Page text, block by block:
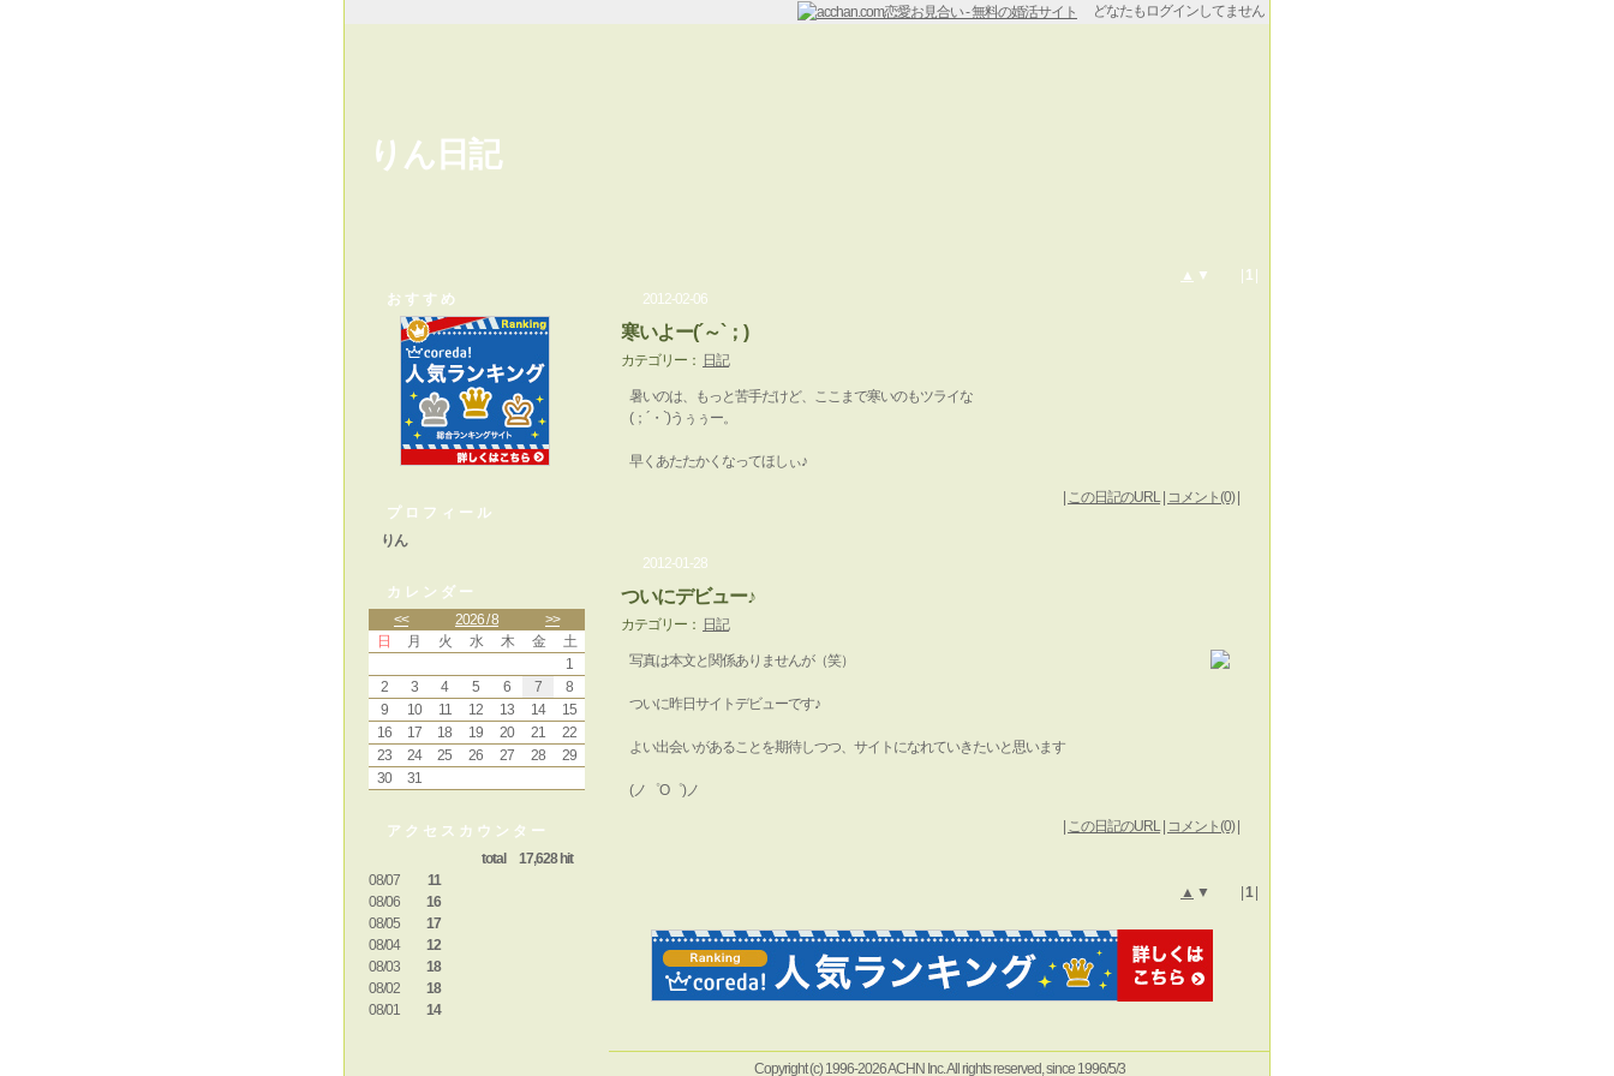
どなたもログインしてません
りん日記
おすすめ
プロフィール
りん
カレンダー
<<
2026 / 8
>>
日
月 火 水 木 金
土
1
2
3 4 5 6 7
8
9
10 11 12 13 14
15
16
17 18 19 20 21
22
23
24 25 26 27 28
29
30
31
アクセスカウンター
total 17,628 hit
08/07
11
08/06
16
08/05
17
08/04
12
08/03
18
08/02
18
08/01
14
▲ ▼ | 1
2012-02-06
寒いよー(´～`；)
カテゴリー： 日記
暑いのは、もっと苦手だけど、ここまで寒いのもツライな
(；´・`)うぅぅー。
早くあたたかくなってほしぃ♪
この日記のURL| コメント(0)|
2012-01-28
ついにデビュー♪
カテゴリー： 日記
写真は本文と関係ありませんが（笑）
ついに昨日サイトデビューです♪
よい出会いがあることを期待しつつ、サイトになれていきたいと思います
(ノ゜O゜)ノ
この日記のURL| コメント(0)|
▲ ▼ | 1|
Copyright (c) 1996-2026 ACHN Inc. All rights reserved, since 1996/5/3